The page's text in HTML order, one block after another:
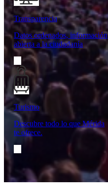
Transparencia
Datos ordenados, información
abierta a la ciudadanía
Turismo
Descubre todo lo que Mérida
te ofrece.